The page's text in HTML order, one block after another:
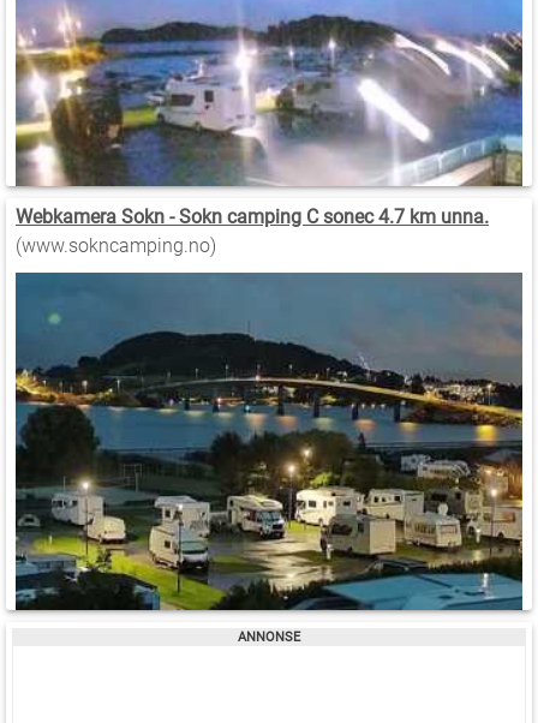
Webkamera Sokn - Sokn camping C sonec 4.7 km unna.
(www.sokncamping.no)